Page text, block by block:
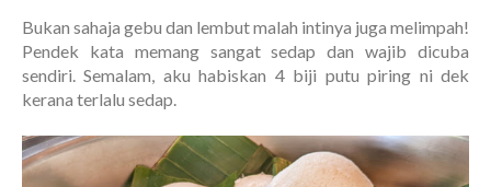
Bukan sahaja gebu dan lembut malah intinya juga melimpah!
Pendek kata memang sangat sedap dan wajib dicuba
sendiri. Semalam, aku habiskan 4 biji putu piring ni dek
kerana terlalu sedap.